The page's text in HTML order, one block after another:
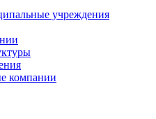
учреждения
компании